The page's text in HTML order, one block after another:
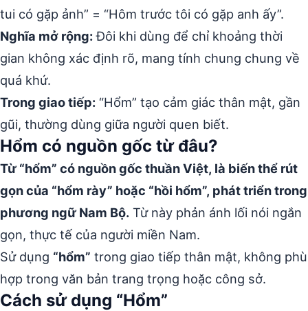
tui có gặp ảnh” = “Hôm trước tôi có gặp anh ấy”.
Nghĩa mở rộng:Đôi khi dùng để chỉ khoảng thời
gian không xác định rõ, mang tính chung chung về
quá khứ.
Trong giao tiếp: “Hổm” tạo cảm giác thân mật, gần
gũi, thường dùng giữa người quen biết.
Hổm có nguồn gốc từ đâu?
Từ “hổm” có nguồn gốc thuần Việt, là biến thể rút
gọn của “hổm rày” hoặc “hồi hổm”, phát triển trong
phương ngữ Nam Bộ. Từ này phản ánh lối nói ngắn
gọn, thực tế của người miền Nam.
Sử dụng “hổm” trong giao tiếp thân mật, không phù
hợp trong văn bản trang trọng hoặc công sở.
Cách sử dụng “Hổm”